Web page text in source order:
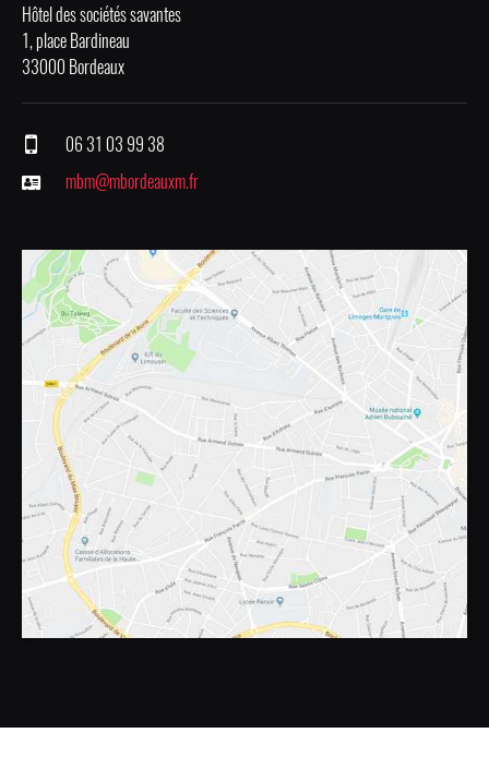
Hôtel des sociétés savantes
1, place Bardineau
33000 Bordeaux
06 31 03 99 38
mbm@mbordeauxm.fr